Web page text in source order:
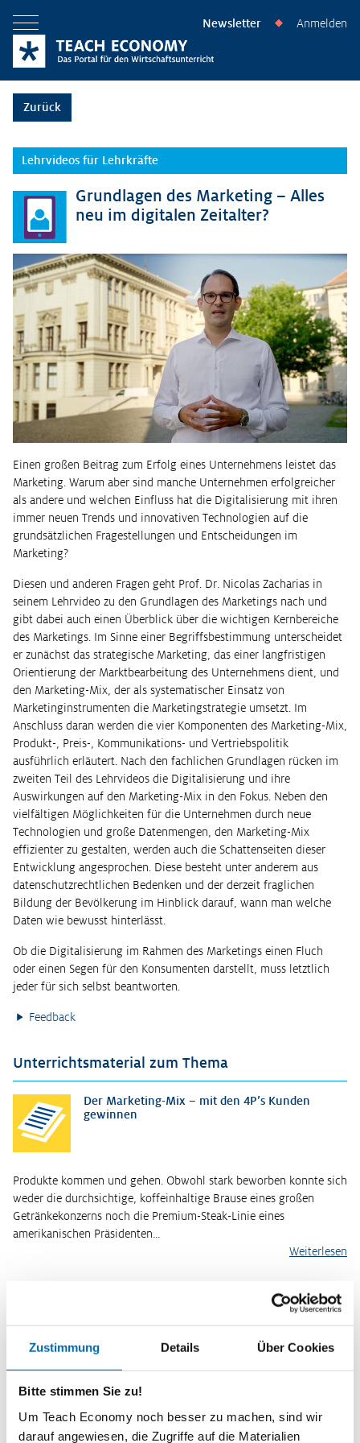
Zustimmung Details Über Cookies
Bitte stimmen Sie zu!
Um Teach Economy noch besser zu machen, sind wir
darauf angewiesen, die Zugriffe auf die Materialien
Menü öffnen Newsletter ◆ Anmelden
Zurück
Lehrvideos für Lehrkräfte
Grundlagen des Marketing – Alles
neu im digitalen Zeitalter?
Einen großen Beitrag zum Erfolg eines Unternehmens leistet das
Marketing. Warum aber sind manche Unternehmen erfolgreicher
als andere und welchen Einfluss hat die Digitalisierung mit ihren
immer neuen Trends und innovativen Technologien auf die
grundsätzlichen Fragestellungen und Entscheidungen im
Marketing?
Diesen und anderen Fragen geht Prof. Dr. Nicolas Zacharias in
seinem Lehrvideo zu den Grundlagen des Marketings nach und
gibt dabei auch einen Überblick über die wichtigen Kernbereiche
des Marketings. Im Sinne einer Begriffsbestimmung unterscheidet
er zunächst das strategische Marketing, das einer langfristigen
Orientierung der Marktbearbeitung des Unternehmens dient, und
den Marketing-Mix, der als systematischer Einsatz von
Marketinginstrumenten die Marketingstrategie umsetzt. Im
Anschluss daran werden die vier Komponenten des Marketing-Mix,
Produkt-, Preis-, Kommunikations- und Vertriebspolitik
ausführlich erläutert. Nach den fachlichen Grundlagen rücken im
zweiten Teil des Lehrvideos die Digitalisierung und ihre
Auswirkungen auf den Marketing-Mix in den Fokus. Neben den
vielfältigen Möglichkeiten für die Unternehmen durch neue
Technologien und große Datenmengen, den Marketing-Mix
effizienter zu gestalten, werden auch die Schattenseiten dieser
Entwicklung angesprochen. Diese besteht unter anderem aus
datenschutzrechtlichen Bedenken und der derzeit fraglichen
Bildung der Bevölkerung im Hinblick darauf, wann man welche
Daten wie bewusst hinterlässt.
Ob die Digitalisierung im Rahmen des Marketings einen Fluch
oder einen Segen für den Konsumenten darstellt, muss letztlich
jeder für sich selbst beantworten.
Feedback
Unterrichtsmaterial zum Thema
Der Marketing-Mix – mit den 4P’s Kunden
gewinnen
Produkte kommen und gehen. Obwohl stark beworben konnte sich
weder die durchsichtige, koffeinhaltige Brause eines großen
Getränkekonzerns noch die Premium-Steak-Linie eines
amerikanischen Präsidenten…
Weiterlesen
Influencer-Marketing – Das Ende der
Kaufentscheidungen von Jugendlichen und jungen Erwachsenen
werden durch soziale Netzwerke wie Instagram, durch YouTuber
wesentliche R…